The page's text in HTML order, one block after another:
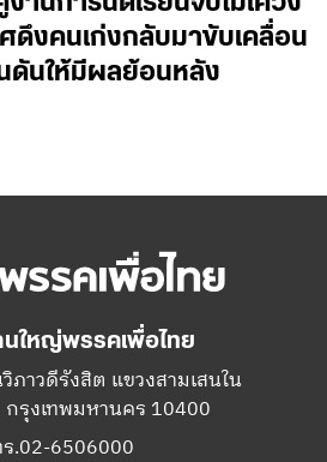
ดึงคนเก่งกลับมาขับเคลื่อน
ดันให้มีผลย้อนหลัง
ใหญ่พรรคเพื่อไทย
ภาวดีรังสิต แขวงสามเสนใน
รุงเทพมหานคร 10400
ร.02-6506000